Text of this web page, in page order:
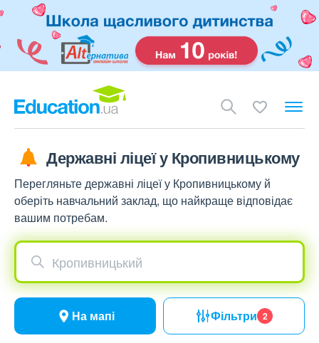
Державні ліцеї у Кропивницькому
Перегляньте державні ліцеї у Кропивницькому й
оберіть навчальний заклад, що найкраще відповідає
вашим потребам.
Кропивницький
На мапі Фільтри 2